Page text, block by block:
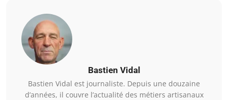
Bastien Vidal
Bastien Vidal est journaliste. Depuis une douzaine
d’années, il couvre l’actualité des métiers artisanaux